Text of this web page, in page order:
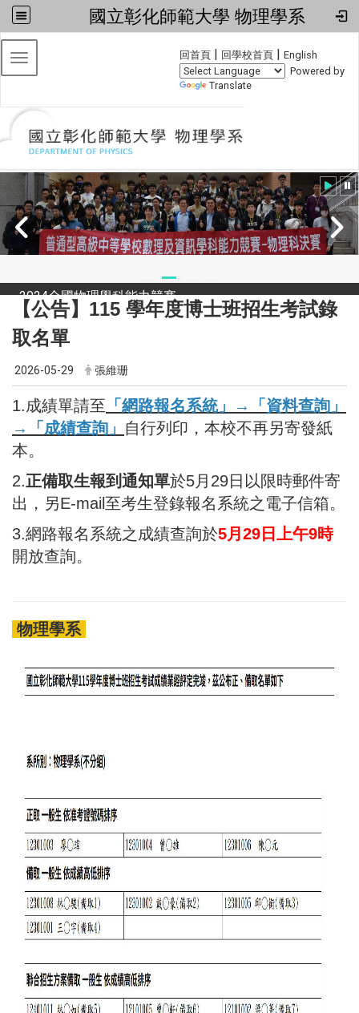
國立彰化師範大學 物理學系
回首頁 | 回學校首頁 | English
Powered by
Translate
Toggle navigation
2024全國物理學科能力競賽
【公告】115 學年度博士班招生考試錄
取名單
2026-05-29 張維珊
1.成績單請至 「網路報名系統」→「資料查詢」
→「成績查詢」 自行列印，本校不再另寄發紙
本。
2.正備取生報到通知單於5月29日以限時郵件寄
出，另E-mail至考生登錄報名系統之電子信箱。
3.網路報名系統之成績查詢於5月29日上午9時
開放查詢。
物理學系